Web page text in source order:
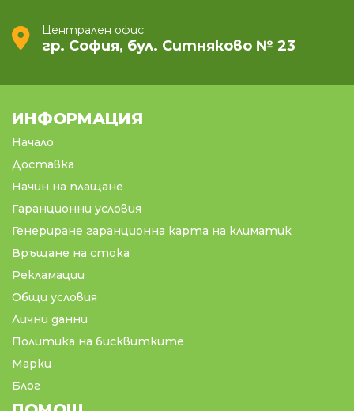
Централен офис
гр. София, бул. Ситняково № 23
ИНФОРМАЦИЯ
Начало
Доставка
Начин на плащане
Гаранционни условия
Генериране гаранционна карта на климатик
Връщане на стока
Рекламации
Общи условия
Лични данни
Политика на бисквитките
Марки
Блог